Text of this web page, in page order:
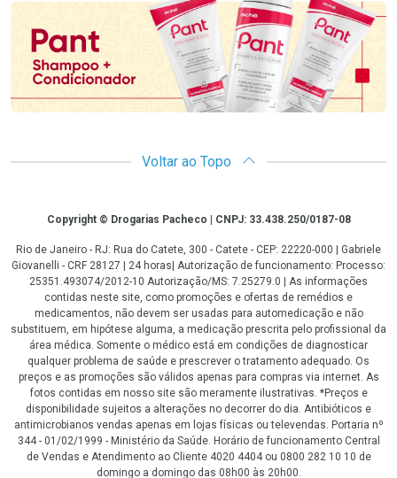
Voltar ao Topo
CopyrightCopyright © Drogarias Pacheco | CNPJ: 33.438.250/0187-08
Rio de Janeiro - RJ: Rua do Catete, 300 - Catete - CEP: 22220-000 | Gabriele
Giovanelli - CRF 28127 | 24 horas| Autorização de funcionamento: Processo:
25351.493074/2012-10 Autorização/MS: 7.25279.0 | As informações
contidas neste site, como promoções e ofertas de remédios e
medicamentos, não devem ser usadas para automedicação e não
substituem, em hipótese alguma, a medicação prescrita pelo profissional da
área médica. Somente o médico está em condições de diagnosticar
qualquer problema de saúde e prescrever o tratamento adequado. Os
preços e as promoções são válidos apenas para compras via internet. As
fotos contidas em nosso site são meramente ilustrativas. *Preços e
disponibilidade sujeitos a alterações no decorrer do dia. Antibióticos e
antimicrobianos vendas apenas em lojas físicas ou televendas. Portaria nº
344 - 01/02/1999 - Ministério da Saúde. Horário de funcionamento Central
de Vendas e Atendimento ao Cliente 4020 4404 ou 0800 282 10 10 de
domingo a domingo das 08h00 às 20h00.